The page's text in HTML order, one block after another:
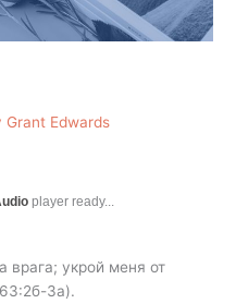
Grant Edwards
player ready...
врага; укрой меня от
3а).